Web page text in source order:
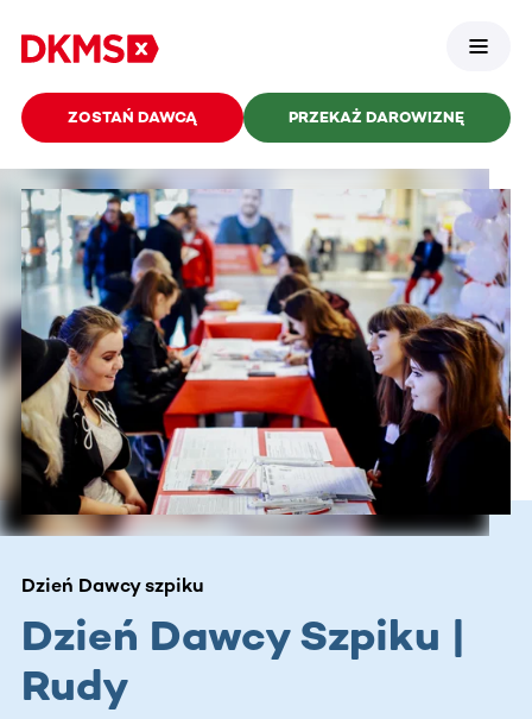
ZOSTAŃ DAWCĄ PRZEKAŻ DAROWIZNĘ
Dzień Dawcy szpiku
Dzień Dawcy Szpiku |
Rudy